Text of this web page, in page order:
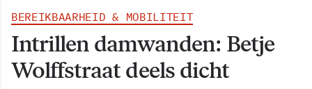
BEREIKBAARHEID & MOBILITEIT
Intrillen damwanden: Betje
Wolffstraat deels dicht